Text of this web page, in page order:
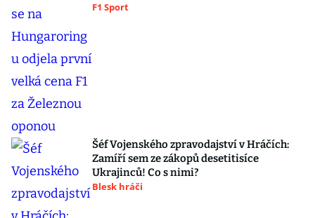
F1 Sport
Šéf Vojenského zpravodajství v Hráčích:
Zamíří sem ze zákopů desetitisíce
Ukrajinců! Co s nimi?
Blesk hráči